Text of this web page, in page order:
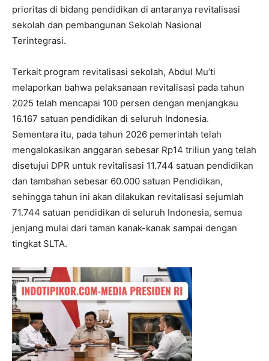
prioritas di bidang pendidikan di antaranya revitalisasi
sekolah dan pembangunan Sekolah Nasional
Terintegrasi.
Terkait program revitalisasi sekolah, Abdul Mu’ti
melaporkan bahwa pelaksanaan revitalisasi pada tahun
2025 telah mencapai 100 persen dengan menjangkau
16.167 satuan pendidikan di seluruh Indonesia.
Sementara itu, pada tahun 2026 pemerintah telah
mengalokasikan anggaran sebesar Rp14 triliun yang telah
disetujui DPR untuk revitalisasi 11.744 satuan pendidikan
dan tambahan sebesar 60.000 satuan Pendidikan,
sehingga tahun ini akan dilakukan revitalisasi sejumlah
71.744 satuan pendidikan di seluruh Indonesia, semua
jenjang mulai dari taman kanak-kanak sampai dengan
tingkat SLTA.